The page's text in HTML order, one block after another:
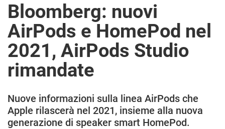
Bloomberg: nuovi
AirPods e HomePod nel
2021, AirPods Studio
rimandate
Nuove informazioni sulla linea AirPods che
Apple rilascerà nel 2021, insieme alla nuova
generazione di speaker smart HomePod.